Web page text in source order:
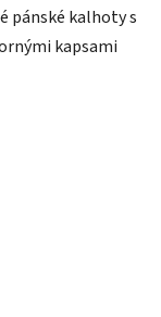
pánské kalhoty s
kapsami